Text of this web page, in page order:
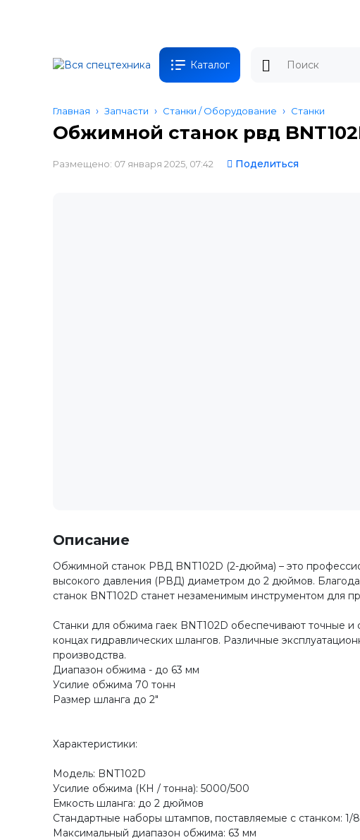
Каталог
Главная Запчасти Станки / Оборудование Станки
Обжимной станок рвд
Размещено: 07 января 2025, 07:42 Поделиться
Описание
Обжимной станок РВД BNT102D (2-дюйма) – это
высокого давления (РВД) диаметром до 2 дюймов.
станок BNT102D станет незаменимым инструментом для
Станки для обжима гаек BNT102D обеспечивают точные и
концах гидравлических шлангов. Различные
производства.
Диапазон обжима - до 63 мм
Усилие обжима 70 тонн
Размер шланга до 2"
Характеристики:
Модель: BNT102D
Усилие обжима (КН / тонна): 5000/500
Емкость шланга: до 2 дюймов
Стандартные наборы штампов, поставляемые с станком: 1/
Максимальный диапазон обжима: 63 мм